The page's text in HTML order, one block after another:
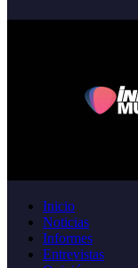
Inicio
Noticias
Informes
Entrevistas